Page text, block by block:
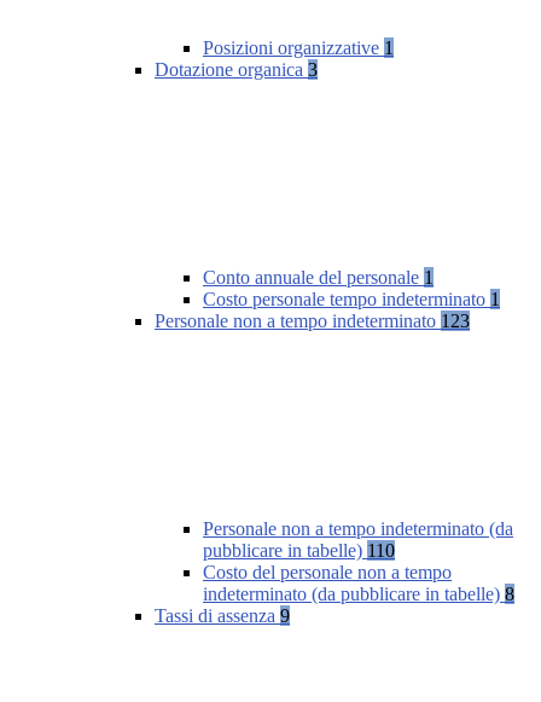
Posizioni organizzative 1
Dotazione organica 3
Conto annuale del personale 1
Costo personale tempo indeterminato 1
Personale non a tempo indeterminato 123
Personale non a tempo indeterminato (da
pubblicare in tabelle) 110
Costo del personale non a tempo
indeterminato (da pubblicare in tabelle) 8
Tassi di assenza 9